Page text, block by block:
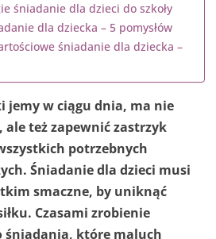
śniadanie dla dzieci do szkoły
dla dziecka – 5 pomysłów
śniadanie dla dziecka –
jemy w ciągu dnia, ma nie
ale też zapewnić zastrzyk
potrzebnych
Śniadanie dla dzieci musi
smaczne, by uniknąć
Czasami zrobienie
śniadania, które maluch